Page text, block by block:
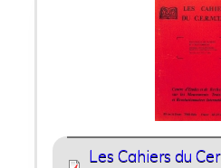
Les Cahiers du